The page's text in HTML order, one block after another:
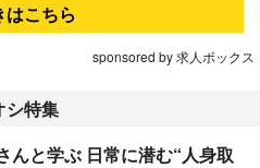
はこちら
sponsored by 求人ボックス
シ特集
んと学ぶ 日常に潜む“人身取